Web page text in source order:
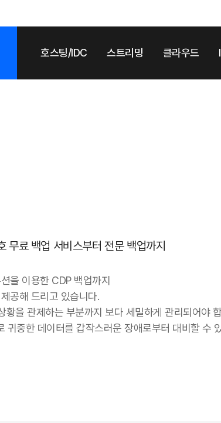
호스팅/IDC 스트리밍 클라우드
무료 백업 서비스부터 전문 백업까지
을 이용한 CDP 백업까지
공해 드리고 있습니다.
황을 관제하는 부분까지 보다 세밀하게 관리되어야
귀중한 데이터를 갑작스러운 장애로부터 대비할 수